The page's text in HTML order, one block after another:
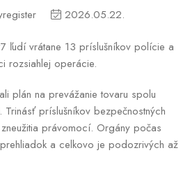
2026.05.22.
ľudí vrátane 13 príslušníkov polície a
rozsiahlej operácie.
plán na prevážanie tovaru spolu
Trinásť príslušníkov bezpečnostných
právomocí. Orgány počas
a celkovo je podozrivých až